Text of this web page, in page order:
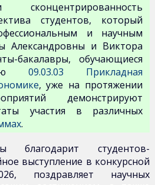
студентов, который
и научным
Александровны и Виктора
бакалавры, обучающиеся
09.03.03 Прикладная
, уже на протяжении
демонстрируют
участия в различных
.
благодарит студентов-
выступление в конкурсной
поздравляет научных